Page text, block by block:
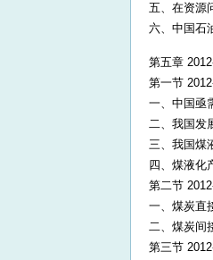
五、在资源
六、中国石
第五章
第一节
一、中国亟
二、我国发
三、我国煤
四、煤液化
第二节
一、煤炭直
二、煤炭间
第三节